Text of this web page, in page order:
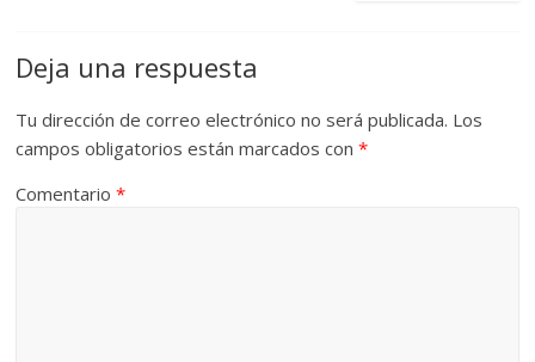
Deja una respuesta
Tu dirección de correo electrónico no será publicada. Los
campos obligatorios están marcados con*
Comentario*